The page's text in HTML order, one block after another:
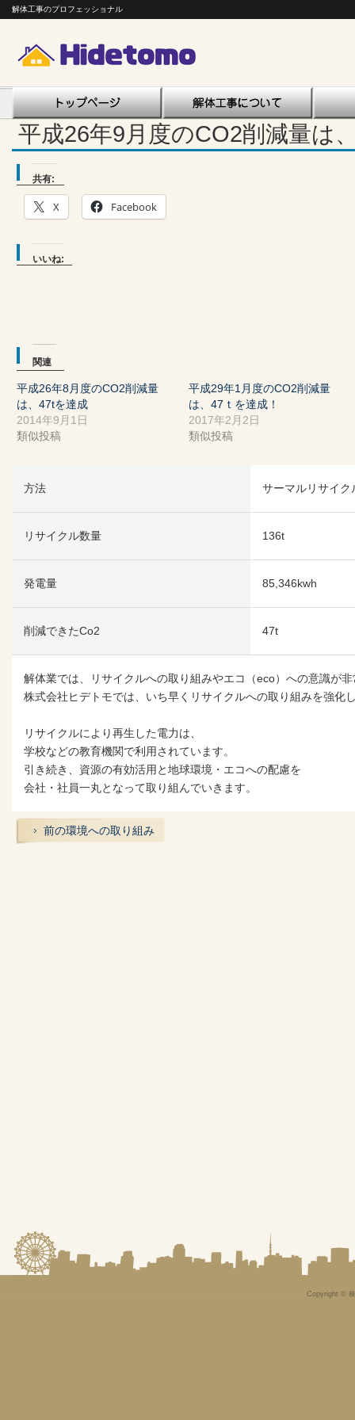
解体工事のプロフェッショナル
平成26年9月度のCO2削減量は
共有:
X Facebook
いいね:
関連
平成26年8月度のCO2削減量
は、47tを達成
2014年9月1日
類似投稿
平成29年1月度のCO2削減量
は、47ｔを達成！
2017年2月2日
類似投稿
方法 サーマルリサイク
リサイクル数量 136t
発電量 85,346kwh
削減できたCo2 47t
解体業では、リサイクルへの取り組みやエコ（eco）への意識が
株式会社ヒデトモでは、いち早くリサイクルへの取り組みを強化
リサイクルにより再生した電力は、
学校などの教育機関で利用されています。
引き続き、資源の有効活用と地球環境・エコへの配慮を
会社・社員一丸となって取り組んでいきます。
前の環境への取り組み
Copyright ©